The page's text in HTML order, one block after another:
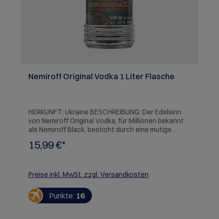
Nemiroff Original Vodka 1 Liter Flasche
HERKUNFT: Ukraine BESCHREIBUNG: Der Edelsinn
von Nemiroff Original Vodka, für Millionen bekannt
als Nemiroff Black, besticht durch eine mutige
heimischem Honig, der einen ausdrucksstarken,
15,99 €*
Preise inkl. MwSt. zzgl. Versandkosten
Punkte: 16